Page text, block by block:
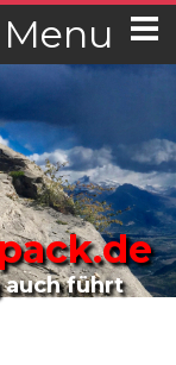
Menu
auch führt